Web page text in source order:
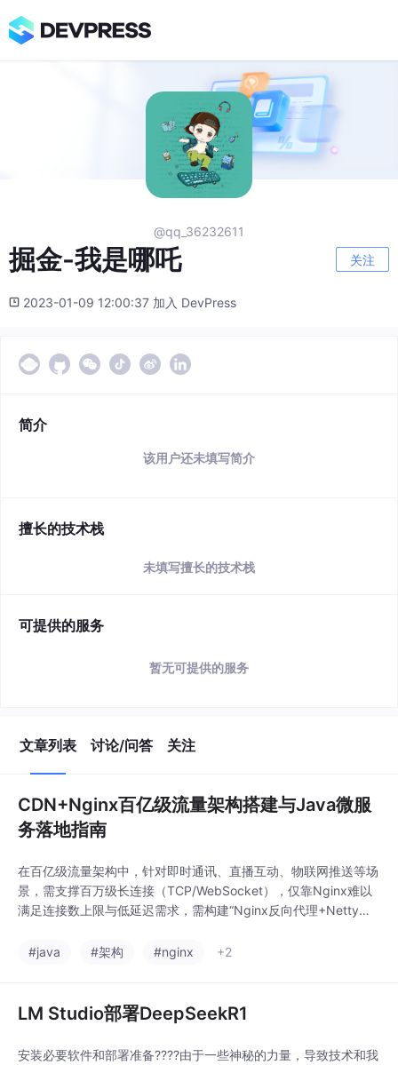
@qq_36232611
掘金-我是哪吒 关注
2023-01-09 12:00:37 加入 DevPress
简介
该用户还未填写简介
擅长的技术栈
未填写擅长的技术栈
可提供的服务
暂无可提供的服务
文章列表 讨论/问答 关注
CDN+Nginx百亿级流量架构搭建与Java微服
务落地指南
在百亿级流量架构中，针对即时通讯、直播互动、物联网推送等场
景，需支撑百万级长连接（TCP/WebSocket），仅靠Nginx难以
满足连接数上限与低延迟需求，需构建“Nginx反向代理+Netty服
负责核心长连接维护与业务处理，协同实现百万级长连接承载。核
#java #架构 #nginx +2
LM Studio部署DeepSeekR1
安装必要软件和部署准备????由于一些神秘的力量，导致技术和我